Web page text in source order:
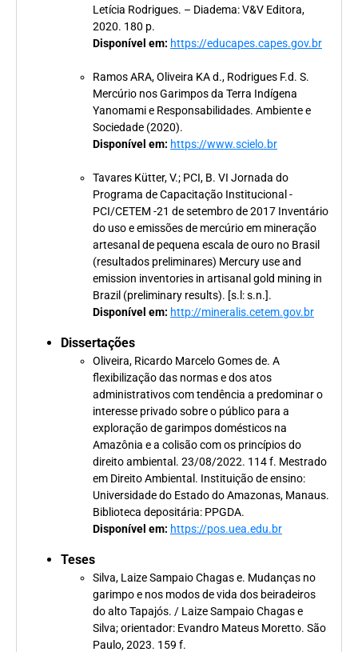
Letícia Rodrigues. – Diadema: V&V Editora,
2020. 180 p.
Disponível em: https://educapes.capes.gov.br
Ramos ARA, Oliveira KA d., Rodrigues F.d. S.
Mercúrio nos Garimpos da Terra Indígena
Yanomami e Responsabilidades. Ambiente e
Sociedade (2020).
Disponível em: https://www.scielo.br
Tavares Kütter, V.; PCI, B. VI Jornada do
Programa de Capacitação Institucional -
PCI/CETEM -21 de setembro de 2017 Inventário
do uso e emissões de mercúrio em mineração
artesanal de pequena escala de ouro no Brasil
(resultados preliminares) Mercury use and
emission inventories in artisanal gold mining in
Brazil (preliminary results). [s.l: s.n.].
Disponível em: http://mineralis.cetem.gov.br
Dissertações
Oliveira, Ricardo Marcelo Gomes de. A
flexibilização das normas e dos atos
administrativos com tendência a predominar o
interesse privado sobre o público para a
exploração de garimpos domésticos na
Amazônia e a colisão com os princípios do
direito ambiental. 23/08/2022. 114 f. Mestrado
em Direito Ambiental. Instituição de ensino:
Universidade do Estado do Amazonas, Manaus.
Biblioteca depositária: PPGDA.
Disponível em: https://pos.uea.edu.br
Teses
Silva, Laize Sampaio Chagas e. Mudanças no
garimpo e nos modos de vida dos beiradeiros
do alto Tapajós. / Laize Sampaio Chagas e
Silva; orientador: Evandro Mateus Moretto. São
Paulo, 2023. 159 f.